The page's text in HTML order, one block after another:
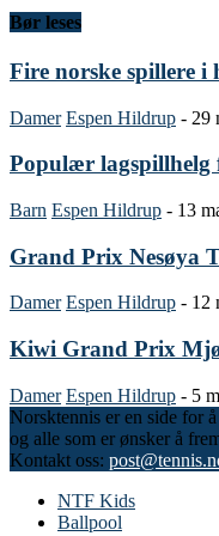
Bør leses
Fire norske spillere i
Damer Espen Hildrup - 29
Populær lagspillhelg
Barn Espen Hildrup - 13
Grand Prix Nesøya
Damer Espen Hildrup - 12
Kiwi Grand Prix
Damer Espen Hildrup - 5
Norsktennis er en side for
og alle som er ønsker å
Kontakt oss:
NTF Kids
Ballpool